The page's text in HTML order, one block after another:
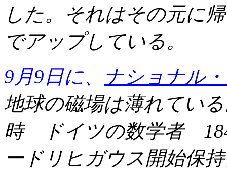
した。それはその元に
でアップしている。
9月9日に、
ナショナル
地球の磁場は薄れてい
時 ドイツの数学者
ードリヒガウス開始保